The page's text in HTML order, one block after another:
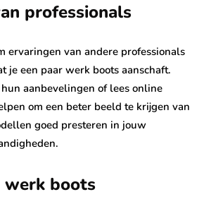
professionals
ervaringen van andere professionals
je een paar werk boots aanschaft.
aanbevelingen of lees online
om een beter beeld te krijgen van
goed presteren in jouw
werk boots